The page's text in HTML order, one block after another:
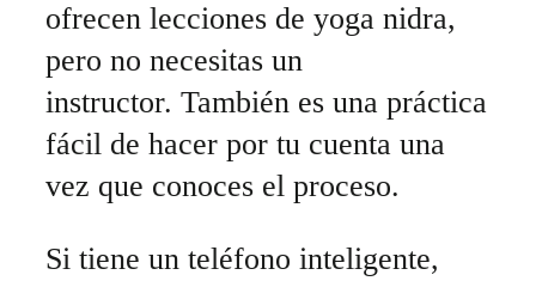
ofrecen lecciones de yoga nidra,
pero no necesitas un
instructor. También es una práctica
fácil de hacer por tu cuenta una
vez que conoces el proceso.
Si tiene un teléfono inteligente,